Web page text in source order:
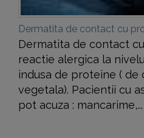
Dermatita de contact cu
Dermatita de contact
reactie alergica la
indusa de proteine ( de
vegetala). Pacientii cu
pot acuza : mancarime,...